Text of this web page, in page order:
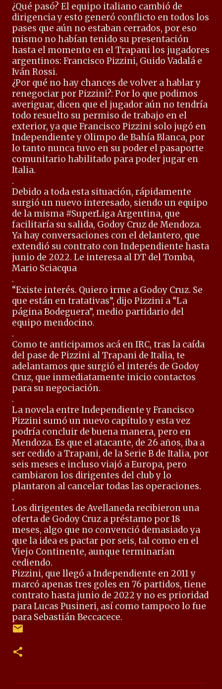
¿Qué pasó? El equipo italiano cambió de
dirigencia y esto generó conflicto en todos los
pases que aún no estaban cerrados, por eso
mismo no habían tenido su presentación
hasta el momento en el Trapani los jugadores
argentinos: Francisco Pizzini, Guido Vadalá e
Iván Rossi.
¿Por qué no hay chances de volver a hablar y
renegociar por Pizzini?: Por lo que podimos
averiguar, dicen que el jugador aún no tendría
todo resuelto su permiso de trabajo en el
exterior, ya que Francisco Pizzini solo jugó en
Independiente y Olimpo de Bahía Blanca, por
lo tanto nunca tuvo en su poder el pasaporte
comunitario habilitado para poder jugar en
Italia.
.
Debido a toda esta situación, rápidamente
surgió un nuevo interesado, siendo un equipo
de la misma #SuperLiga Argentina, que
facilitaría su salida, Godoy Cruz de Mendoza.
Ya hay conversaciones con el delantero, que
extendió su contrato con Independiente hasta
junio de 2022. Le interesa al DT del Tomba,
Mario Sciacqua
.
“Existe interés. Quiero irme a Godoy Cruz. Se
que están en tratativas”, dijo Pizzini a “La
página Bodeguera”, medio partidario del
equipo mendocino.
.
Como te anticipamos acá en IRC, tras la caída
del pase de Pizzini al Trapani de Italia, te
adelantamos que surgió el interés de Godoy
Cruz, que inmediatamente inicio contactos
para su negociación.
.
La novela entre Independiente y Francisco
Pizzini sumó un nuevo capítulo y esta vez
podría concluir de buena manera, pero en
Mendoza. Es que el atacante, de 26 años, iba a
ser cedido a Trapani, de la Serie B de Italia, por
seis meses e incluso viajó a Europa, pero
cambiaron los dirigentes del club y lo
plantaron al cancelar todas las operaciones.
.
Los dirigentes de Avellaneda recibieron una
oferta de Godoy Cruz a préstamo por 18
meses, algo que no convenció demasiado ya
que la idea es pactar por seis, tal como en el
Viejo Continente, aunque terminarían
cediendo.
Pizzini, que llegó a Independiente en 2011 y
marcó apenas tres goles en 76 partidos, tiene
contrato hasta junio de 2022 y no es prioridad
para Lucas Pusineri, así como tampoco lo fue
para Sebastián Beccacece.